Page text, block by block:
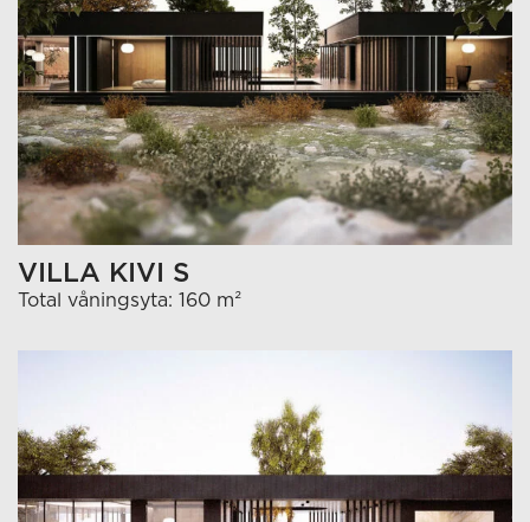
VILLA KIVI S
Total våningsyta: 160 m²